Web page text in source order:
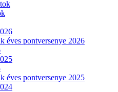
éves pontversenye 2026
éves pontversenye 2025